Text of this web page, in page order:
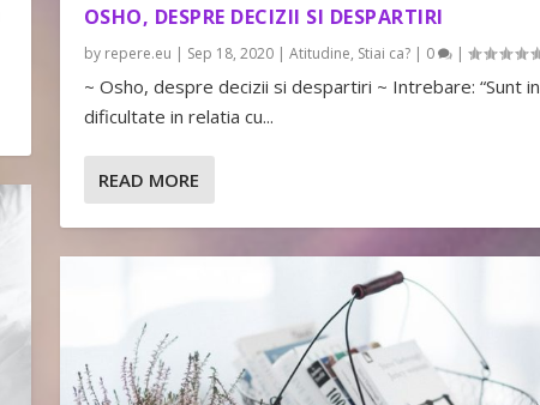
OSHO, DESPRE DECIZII SI DESPARTIRI
by repere.eu | Sep 18, 2020| Atitudine, Stiai ca?| 0 |
~ Osho, despre decizii si despartiri ~ Intrebare: “Sunt in
dificultate in relatia cu...
READ MORE